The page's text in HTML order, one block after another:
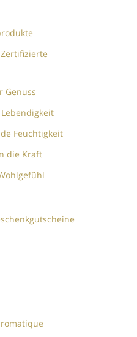
Genuss
Feuchtigkeit
die Kraft